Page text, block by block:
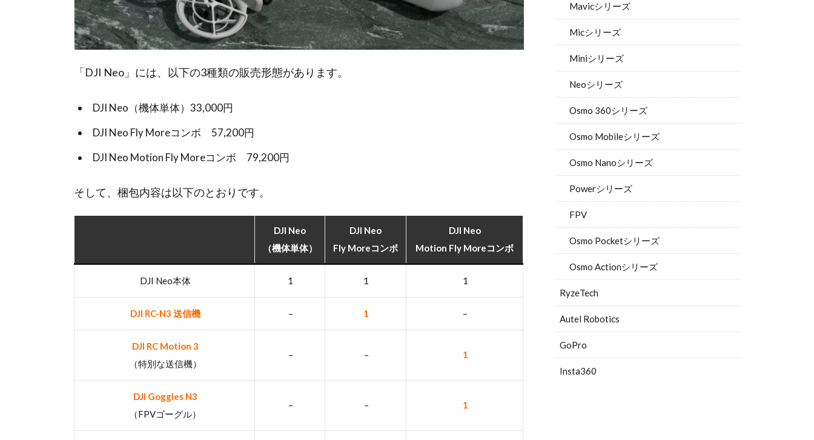
「DJI Neo」には、以下の3種類の販売形態があります。
DJI Neo（機体単体）33,000円
DJI Neo Fly Moreコンボ 57,200円
DJI Neo Motion Fly Moreコンボ 79,200円
そして、梱包内容は以下のとおりです。
DJI Neo
（機体単体）
DJI Neo
Fly Moreコンボ
DJI Neo
Motion Fly Moreコンボ
DJI Neo本体 1 1 1
DJI RC-N3 送信機 – 1 –
DJI RC Motion 3
（特別な送信機）
– – 1
DJI Goggles N3
（FPVゴーグル）
– – 1
Mavicシリーズ
Micシリーズ
Miniシリーズ
Neoシリーズ
Osmo 360シリーズ
Osmo Mobileシリーズ
Osmo Nanoシリーズ
Powerシリーズ
FPV
Osmo Pocketシリーズ
Osmo Actionシリーズ
RyzeTech
Autel Robotics
GoPro
Insta360